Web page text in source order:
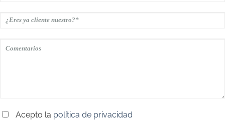
Acepto la política de privacidad